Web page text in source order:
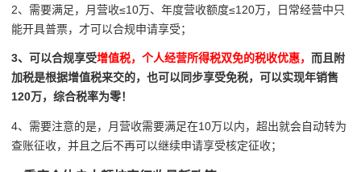
2、需要满足，月营收≤10万、年度营收额度≤120万，日常经营中只
能开具普票，才可以合规申请享受；
3、可以合规享受增值税，个人经营所得税双免的税收优惠， 而且附
加税是根据增值税来交的，也可以同步享受免税，可以实现年销售
120万，综合税率为零！
4、需要注意的是，月营收需要满足在10万以内，超出就会自动转为
查账征收，并且之后不再可以继续申请享受核定征收；